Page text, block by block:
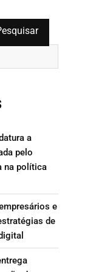
a
pelo
na política
e
de